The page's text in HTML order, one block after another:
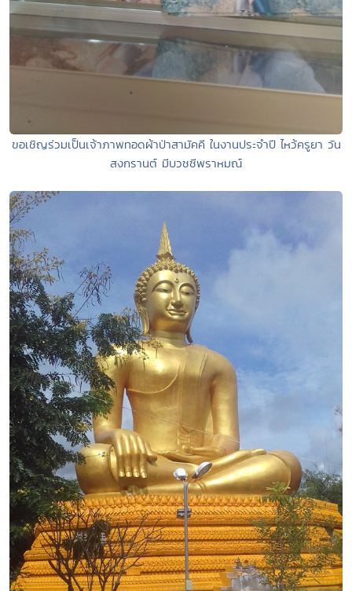
ขอเชิญร่วมเป็นเจ้าภาพทอดผ้าป่าสามัคคี ในงานประจำปี ไหว้ครูยา วัน
สงกรานต์ มีบวชชีพราหมณ์